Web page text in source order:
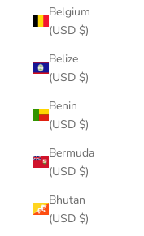
Belgium
(USD $)
Belize
(USD $)
Benin
(USD $)
Bermuda
(USD $)
Bhutan
(USD $)